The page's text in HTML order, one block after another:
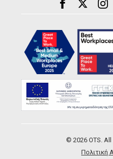
© 2026 OTS. All
Πολιτική